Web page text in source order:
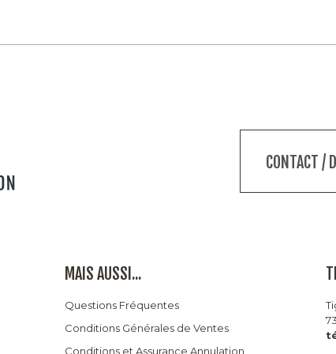
CONTACT /
MAIS AUSSI...
Questions Fréquentes
Conditions Générales de Ventes
Conditions et Assurance Annulation